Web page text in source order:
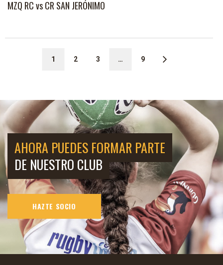
MZQ RC vs CR SAN JERÓNIMO
1 2 3 … 9
AHORA PUEDES FORMAR PARTE
DE NUESTRO CLUB
HAZTE SOCIO